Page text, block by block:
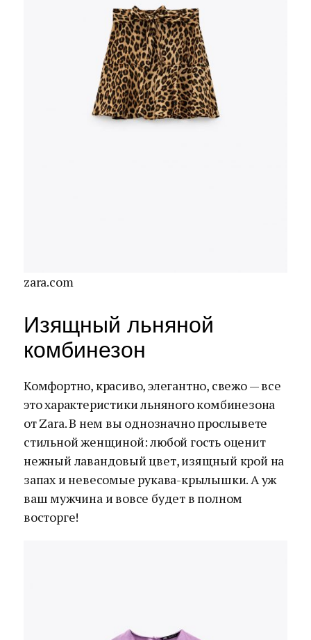
zara.com
Изящный льняной
комбинезон
Комфортно, красиво, элегантно, свежо — все
это характеристики льняного комбинезона
от Zara. В нем вы однозначно прослывете
стильной женщиной: любой гость оценит
нежный лавандовый цвет, изящный крой на
запах и невесомые рукава-крылышки. А уж
ваш мужчина и вовсе будет в полном
восторге!